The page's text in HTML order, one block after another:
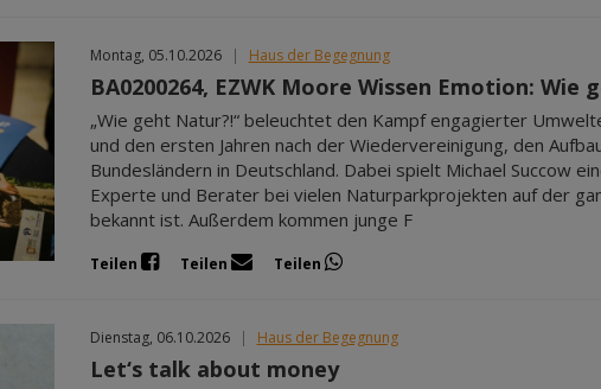
Montag, 05.10.2026 | Haus der Begegnung
BA0200264, EZWK Moore Wissen Emotion: Wie
„Wie geht Natur?!“ beleuchtet den Kampf engagierter
und den ersten Jahren nach der Wiedervereinigung, den
Bundesländern in Deutschland. Dabei spielt Michael Succow
Experte und Berater bei vielen Naturparkprojekten auf der
bekannt ist. Außerdem kommen junge F
Teilen Teilen Teilen
Dienstag, 06.10.2026 | Haus der Begegnung
Let‘s talk about money